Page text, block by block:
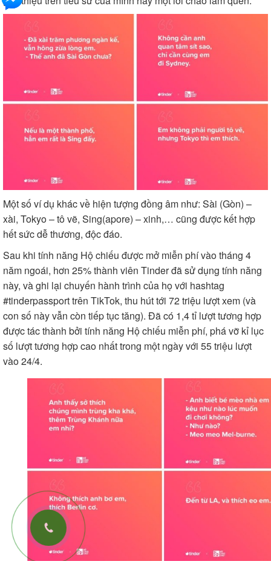
Một số ví dụ khác về hiện tượng đồng âm như: Sài (Gòn) –
xài, Tokyo – tô vẽ, Sing(apore) – xinh,… cũng được kết hợp
hết sức dễ thương, độc đáo.
Sau khi tính năng Hộ chiếu được mở miễn phí vào tháng 4
năm ngoái, hơn 25% thành viên Tinder đã sử dụng tính năng
này, và ghi lại chuyến hành trình của họ với hashtag
#tinderpassport trên TikTok, thu hút tới 72 triệu lượt xem (và
con số này vẫn còn tiếp tục tăng). Đã có 1,4 tỉ lượt tương hợp
được tác thành bởi tính năng Hộ chiếu miễn phí, phá vỡ kỉ lục
số lượt tương hợp cao nhất trong một ngày với 55 triệu lượt
vào 24/4.